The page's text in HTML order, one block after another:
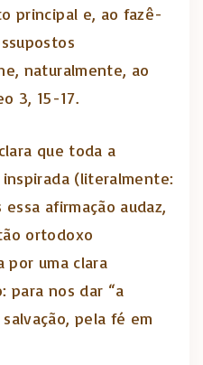
principal e, ao fazê-
naturalmente, ao
3, 15-17.
que toda a
(literalmente:
afirmação audaz,
ortodoxo
por uma clara
para nos dar “a
pela fé em